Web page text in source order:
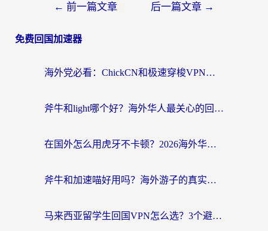
← 前一篇文章 后一篇文章 →
免费回国加速器
海外党必看：ChickCN和极速穿梭VPN好用吗？3招教你选对回国加速器无缝刷国内资源
斧牛和light哪个好？海外华人最关心的回国加速器选择难题，一篇讲透
在国外怎么用虎牙不卡顿？2026海外华人亲测有效的回国加速器选择指南
斧牛和加速喵好用吗？海外游子的真实选择困境
马来西亚留学生回国VPN怎么选？3个避坑点+1款实测好用的加速器推荐